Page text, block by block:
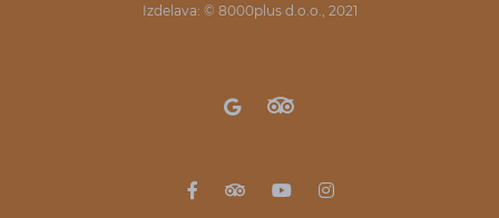
Izdelava: © 8000plus d.o.o. , 2021